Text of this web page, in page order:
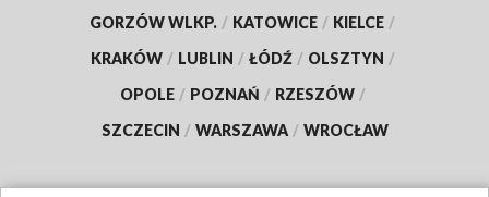
GORZÓW WLKP. / KATOWICE / KIELCE /
KRAKÓW / LUBLIN / ŁÓDŹ / OLSZTYN /
OPOLE / POZNAŃ / RZESZÓW /
SZCZECIN / WARSZAWA / WROCŁAW